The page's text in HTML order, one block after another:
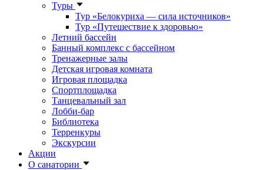
Туры
Тур «Белокуриха — сила источников»
Тур «Путешествие к здоровью»
Летний бассейн
Банный комплекс с бассейном
Тренажерные залы
Детская игровая комната
Игровая площадка
Спортплощадка
Танцевальный зал
Лобби-бар
Библиотека
Терренкуры
Экскурсии
Акции
О санатории